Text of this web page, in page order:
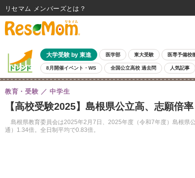
大学受験 by 東進 医学部 東大受験 医専予備校
8月開催イベント・WS 全国公立高校 過去問 人気記事
【高校受験2025】島根県公立高、志願倍
島根県教育委員会は2025年2月7日、2025年度（令和7年度）島根県
通）1.34倍。全日制平均で0.83倍。
教育・受験 中学生
リセマム メンバーズ